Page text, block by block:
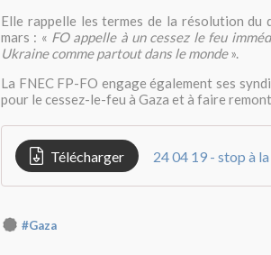
Elle rappelle les termes de la résolution
mars : « FO appelle à un cessez le feu
Ukraine comme partout dans le monde».
La FNEC FP-FO engage également ses
pour le cessez-le-feu à Gaza et à faire
Télécharger 24 04 19 - stop à
#Gaza